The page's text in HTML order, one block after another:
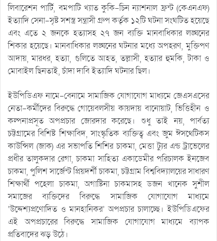
লিবারেশন পার্টি, বমপাটি খ্যাত কুকি-চিন ন্যাশনাল ফ্রন্ট (কেএনএফ)
ইত্যাদি সেনা-সৃষ্ট সশস্ত্র সন্ত্রাসী গ্রুপ কর্তৃক ১২টি ঘটনা সংঘটিত হয়েছে
এবং এতে ২ জনকে হত্যাসহ ২৭ জন ব্যক্তি মানবাধিকার লঙ্ঘনের
শিকার হয়েছে। মানবাধিকার লঙ্ঘনের ঘটনার মধ্যে অপহরণ, মুক্তিপণ
আদায়, মারধর, হত্যা, গুলিতে আহত, তল্লাসী, হত্যার হুমকি, টাকা ও
মোবাইল ছিনতাই, চাঁদা দাবি ইত্যাদি ঘটনার ছিল।
ইউপিডিএফ নামে-বেনামে সামাজিক যোগাযোগ মাধ্যমে জেএসএসের
নেতা-কর্মীদের বিরুদ্ধে গোয়েবলসীয় কায়দায় বানোয়াট, ভিত্তিহীন ও
কল্পনাপ্রসূত অপপ্রচার জোরদার করেছে। শুধু তাই নয়, পার্বত্য
চট্টগ্রামের বিশিষ্ট শিক্ষাবিদ, সাংস্কৃতিক ব্যক্তিত্ব এবং জুম ঈসথেটিকস
কাউন্সিল (জাক) এর সভাপতি শিশির চাকমা, মেত্তা ট্যুর এন্ড ট্রাভেলের
প্রধীর তালুকদার রেগা, চাকমা সাহিত্য একাডেমীর পরিচালক ইনজেব
চাকমা, পুলিশ সার্জেন্ট প্রিয়দর্শী চাকমা, চট্টগ্রাম বিশ্ববিদ্যালয়ের সাধারণ
শিক্ষার্থী পহেলা চাকমা, অগাষ্টিনা চাকমাসহ ডজন খানেক সুশীল
সমাজের ব্যক্তিদের বিরুদ্ধে সামাজিক যোগাযোগ মাধ্যমে
‘উদ্দেশ্যপ্রণোদিত ও মানহানিকর’ অপপ্রচার চালাচ্ছে। ইউপিডিএফের
এই অপপ্রচারের বিরুদ্ধে সামাজিক যোগাযোগ মাধ্যমে ব্যাপক
প্রতিবাদের ঝড় উঠে।